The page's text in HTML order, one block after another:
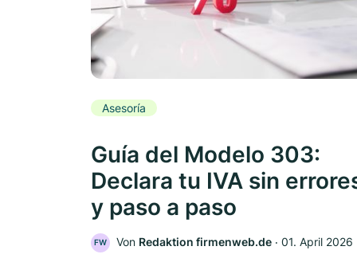
Asesoría
Guía del Modelo 303:
Declara tu IVA sin
y paso a paso
FW Von Redaktion firmenweb.de ‧ 01. April 2026